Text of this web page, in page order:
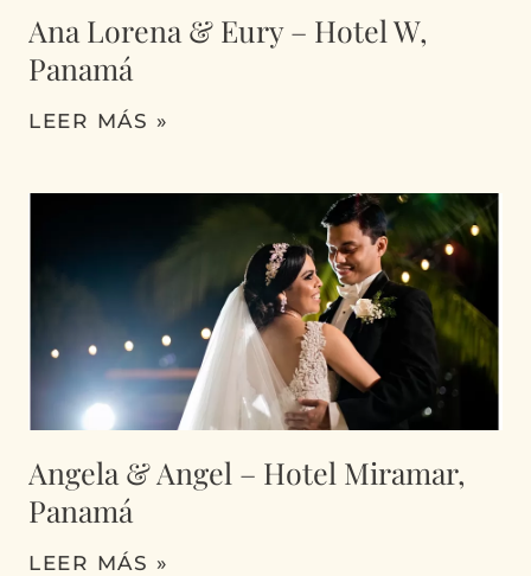
Ana Lorena & Eury – Hotel W,
Panamá
LEER MÁS »
Angela & Angel – Hotel Miramar,
Panamá
LEER MÁS »